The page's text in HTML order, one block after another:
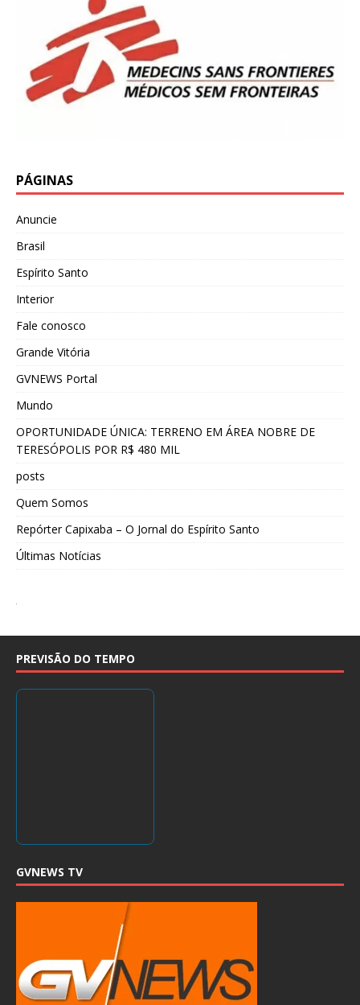
PÁGINAS
Anuncie
Brasil
Espírito Santo
Interior
Fale conosco
Grande Vitória
GVNEWS Portal
Mundo
OPORTUNIDADE ÚNICA: TERRENO EM ÁREA NOBRE DE
TERESÓPOLIS POR R$ 480 MIL
posts
Quem Somos
Repórter Capixaba – O Jornal do Espírito Santo
Últimas Notícias
PREVISÃO DO TEMPO
GVNEWS TV